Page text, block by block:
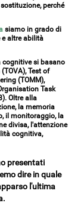
perché
siamo in grado di
e altre abilità
cognitive si basano
Test of
(TOMM),
Task
Oltre alla
la memoria
il monitoraggio, la
divisa, l'attenzione
cognitiva,
presentati
dire in quale
l'ultima